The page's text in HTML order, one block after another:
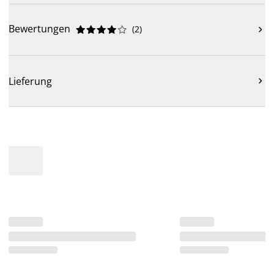
Bewertungen 




 (2) 
Lieferung 